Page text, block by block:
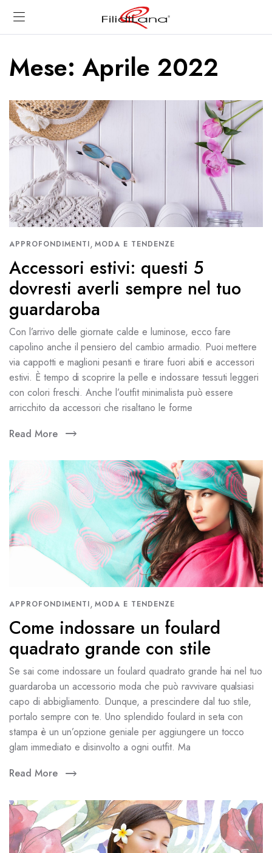
Mese:Aprile 2022
APPROFONDIMENTI, MODA E TENDENZE
Accessori estivi: questi 5
dovresti averli sempre nel tuo
guardaroba
Con l’arrivo delle giornate calde e luminose, ecco fare
capolino anche il pensiero del cambio armadio. Puoi mettere
via cappotti e maglioni pesanti e tirare fuori abiti e accessori
estivi. È tempo di scoprire la pelle e indossare tessuti leggeri
con colori freschi. Anche l’outfit minimalista può essere
arricchito da accessori che risaltano le forme
Read More
APPROFONDIMENTI, MODA E TENDENZE
Come indossare un foulard
quadrato grande con stile
Se sai come indossare un foulard quadrato grande hai nel tuo
guardaroba un accessorio moda che può ravvivare qualsiasi
capo di abbigliamento. Dunque, a prescindere dal tuo stile,
portalo sempre con te. Uno splendido foulard in seta con
stampa è un un’opzione geniale per aggiungere un tocco
glam immediato e disinvolto a ogni outfit. Ma
Read More